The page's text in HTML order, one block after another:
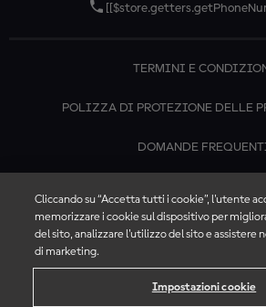
TERMINI E
POLIZZA DI PROTEZIONE DELLE
DOMANDE
Cliccando su “Accetta tutti i cookie”, l'utente
memorizzare i cookie sul dispositivo per
del sito, analizzare l'utilizzo del sito e assistere
di marketing.
Impostazioni cookie